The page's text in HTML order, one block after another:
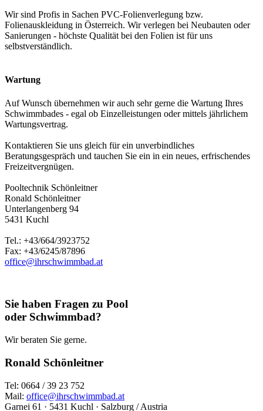
Wir sind Profis in Sachen PVC-Folienverlegung bzw.
Folienauskleidung in Österreich. Wir verlegen bei Neubauten oder
Sanierungen - höchste Qualität bei den Folien ist für uns
selbstverständlich.
Wartung
Auf Wunsch übernehmen wir auch sehr gerne die Wartung Ihres
Schwimmbades - egal ob Einzelleistungen oder mittels jährlichem
Wartungsvertrag.
Kontaktieren Sie uns gleich für ein unverbindliches
Beratungsgespräch und tauchen Sie ein in ein neues, erfrischendes
Freizeitvergnügen.
Pooltechnik Schönleitner
Ronald Schönleitner
Unterlangenberg 94
5431 Kuchl
Tel.: +43/664/3923752
Fax: +43/6245/87896
office@ihrschwimmbad.at
Sie haben Fragen zu Pool
oder Schwimmbad?
Wir beraten Sie gerne.
Ronald Schönleitner
Tel: 0664 / 39 23 752
Mail: office@ihrschwimmbad.at
Garnei 61 · 5431 Kuchl · Salzburg / Austria